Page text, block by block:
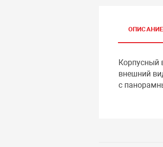
ОПИСАНИЕ
Корпусный
внешний
с